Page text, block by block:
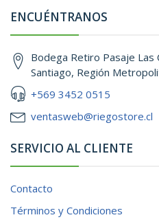
ENCUÉNTRANOS
Bodega Retiro Pasaje Las
Santiago, Región
+569 3452 0515
ventasweb@riegostore.cl
SERVICIO AL CLIENTE
Contacto
Términos y Condiciones